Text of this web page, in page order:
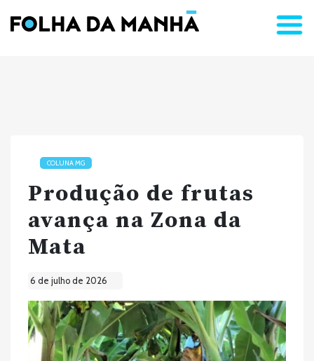
COLUNA MG
Produção de frutas
avança na Zona da
Mata
6 de julho de 2026